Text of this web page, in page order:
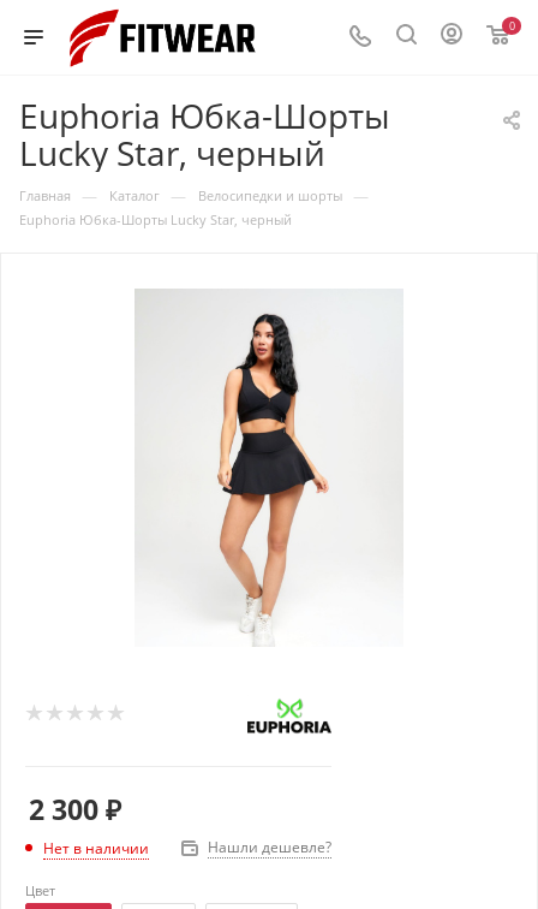
0
Euphoria Юбка-Шорты
Lucky Star, черный
Главная — Каталог — Велосипедки и шорты —
Euphoria Юбка-Шорты Lucky Star, черный
2 300₽
Нет в наличии Нашли дешевле?
Цвет